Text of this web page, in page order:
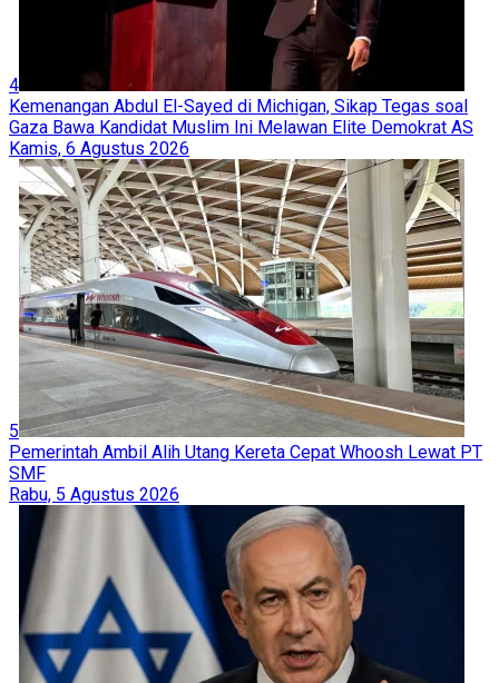
Retak dengan Trump, Tokoh Konservatif AS Bahas
Pembentukan Partai Ketiga di Rumah Tucker Carlson
Asy Syabaab Berhasil Rebut Kota Strategis di Somalia